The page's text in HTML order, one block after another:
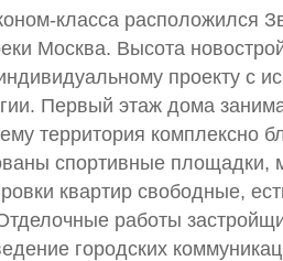
класса расположился
Москва. Высота
проекту с
Первый этаж дома
территория комплексно
спортивные площадки,
квартир свободные,
работы
городских